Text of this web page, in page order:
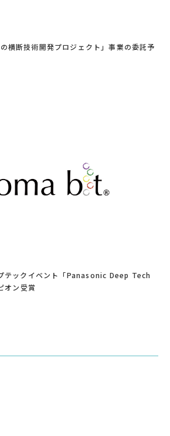
横断技術開発プロジェクト」事業の委託予
テックイベント「Panasonic Deep Tech
オン受賞